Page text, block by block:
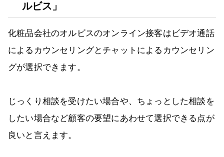
ルビス」
化粧品会社のオルビスのオンライン接客はビデオ通話
によるカウンセリングとチャットによるカウンセリン
グが選択できます。
じっくり相談を受けたい場合や、ちょっとした相談を
したい場合など顧客の要望にあわせて選択できる点が
良いと言えます。